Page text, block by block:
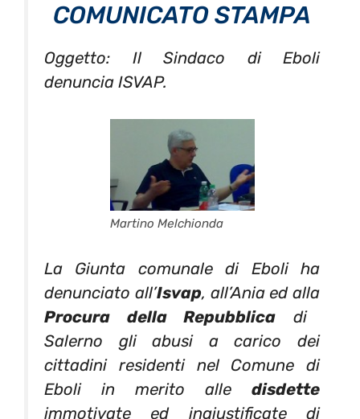
COMUNICATO STAMPA
Oggetto: Il Sindaco di Eboli
denuncia ISVAP.
Martino Melchionda
La Giunta comunale di Eboli ha
denunciato all’Isvap, all’Ania ed alla
Procura della Repubblica di
Salerno gli abusi a carico dei
cittadini residenti nel Comune di
Eboli in merito alle disdette
immotivate ed ingiustificate di